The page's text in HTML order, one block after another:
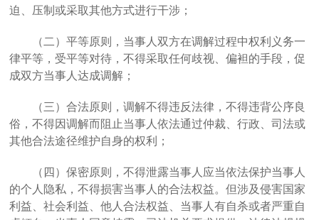
迫、压制或采取其他方式进行干涉；
（二）平等原则，当事人双方在调解过程中权利义务一
律平等，受平等对待，不得采取任何歧视、偏袒的手段，促
成双方当事人达成调解；
（三）合法原则，调解不得违反法律，不得违背公序良
俗，不得因调解而阻止当事人依法通过仲裁、行政、司法或
其他合法途径维护自身的权利；
（四）保密原则，不得泄露当事人应当依法保护当事人
的个人隐私，不得损害当事人的合法权益。但涉及侵害国家
利益、社会利益、他人合法权益、当事人有自杀或者严重自